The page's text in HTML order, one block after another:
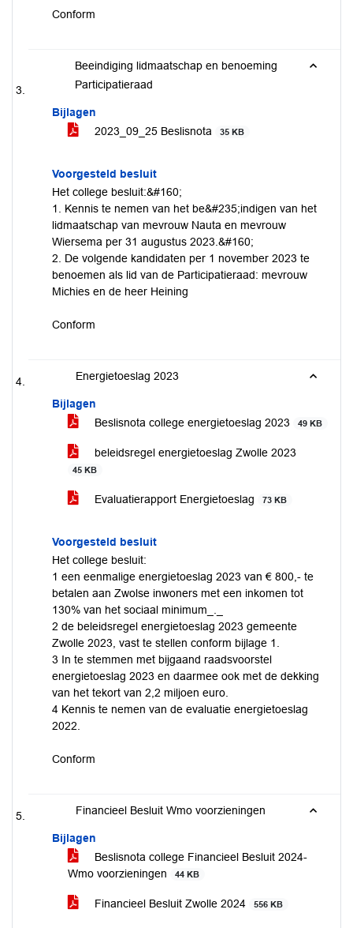
Conform
Beeindiging lidmaatschap en benoeming
Participatieraad
Bijlagen
2023_09_25 Beslisnota
35 KB
Voorgesteld besluit
Het college besluit:&#160;
1. Kennis te nemen van het be&#235;indigen van het
lidmaatschap van mevrouw Nauta en mevrouw
Wiersema per 31 augustus 2023.&#160;
2. De volgende kandidaten per 1 november 2023 te
benoemen als lid van de Participatieraad: mevrouw
Michies en de heer Heining
Conform
Energietoeslag 2023
Bijlagen
Beslisnota college energietoeslag 2023
49 KB
beleidsregel energietoeslag Zwolle 2023
45 KB
Evaluatierapport Energietoeslag 73 KB
Voorgesteld besluit
Het college besluit:
1 een eenmalige energietoeslag 2023 van € 800,- te
betalen aan Zwolse inwoners met een inkomen tot
130% van het sociaal minimum_._
2 de beleidsregel energietoeslag 2023 gemeente
Zwolle 2023, vast te stellen conform bijlage 1.
3 In te stemmen met bijgaand raadsvoorstel
energietoeslag 2023 en daarmee ook met de dekking
van het tekort van 2,2 miljoen euro.
4 Kennis te nemen van de evaluatie energietoeslag
2022.
Conform
Financieel Besluit Wmo voorzieningen
Bijlagen
Beslisnota college Financieel Besluit 2024-
Wmo voorzieningen
44 KB
Financieel Besluit Zwolle 2024 556 KB